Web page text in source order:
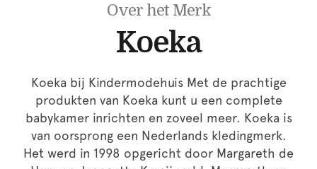
Over het Merk
Koeka
Koeka bij Kindermodehuis Met de prachtige
produkten van Koeka kunt u een complete
babykamer inrichten en zoveel meer. Koeka is
van oorsprong een Nederlands kledingmerk.
Het werd in 1998 opgericht door Margareth de